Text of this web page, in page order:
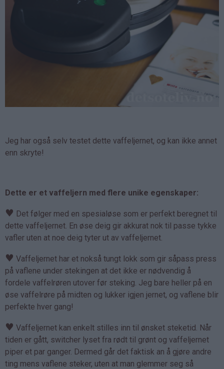
Jeg har også selv testet dette vaffeljernet, og kan ikke annet
enn skryte!
Dette er et vaffeljern med flere unike egenskaper:
♥ Det følger med en spesialøse som er perfekt beregnet til
dette vaffeljernet. En øse deig gir akkurat nok til passe tykke
vafler uten at noe deig tyter ut av vaffeljernet.
♥ Vaffeljernet har et nokså tungt lokk som gir såpass press
på vaflene under stekingen at det ikke er nødvendig å
fordele vaffelrøren utover før steking. Jeg bare heller på en
øse vaffelrøre på midten og lukker igjen jernet, og vaflene blir
perfekte hver gang!
♥ Vaffeljernet kan enkelt stilles inn til ønsket steketid. Når
tiden er gått, switcher lyset fra rødt til grønt og vaffeljernet
piper et par ganger. Dermed går det faktisk an å gjøre andre
ting mens vaflene steker, uten at man glemmer seg så